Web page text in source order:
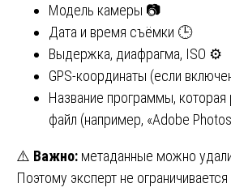
Модель камеры 📷
Дата и время съёмки 🕒
Выдержка, диафрагма, ISO ⚙️
GPS-координаты (если
Название программы, которая
файл (например, «Adobe
⚠️ Важно: метаданные можно
Поэтому эксперт не ограничивается